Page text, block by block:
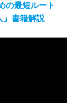
の最短ルート
』書籍解説